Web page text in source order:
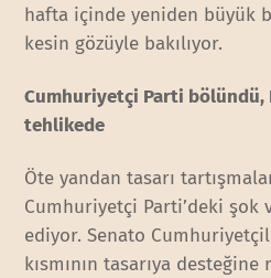
hafta içinde yeniden büyük
kesin gözüyle bakılıyor.
Cumhuriyetçi Parti bölündü,
tehlikede
Öte yandan tasarı
Cumhuriyetçi Parti’deki şok
ediyor. Senato
kısmının tasarıya